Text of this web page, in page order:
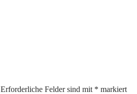
Erforderliche Felder sind mit * markiert